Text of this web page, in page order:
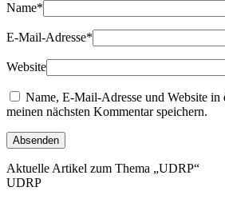
Name*
E-Mail-Adresse*
Website
Name, E-Mail-Adresse und Website in
meinen nächsten Kommentar speichern.
Aktuelle Artikel zum Thema „UDRP“
UDRP